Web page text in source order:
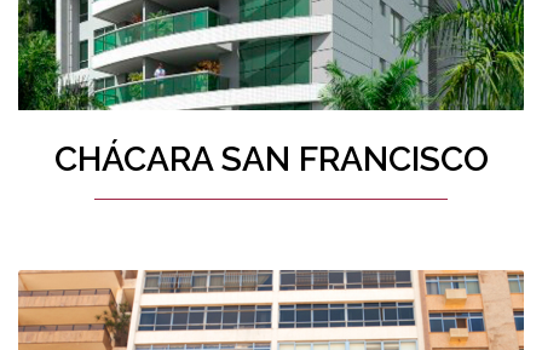
CHÁCARA SAN FRANCISCO